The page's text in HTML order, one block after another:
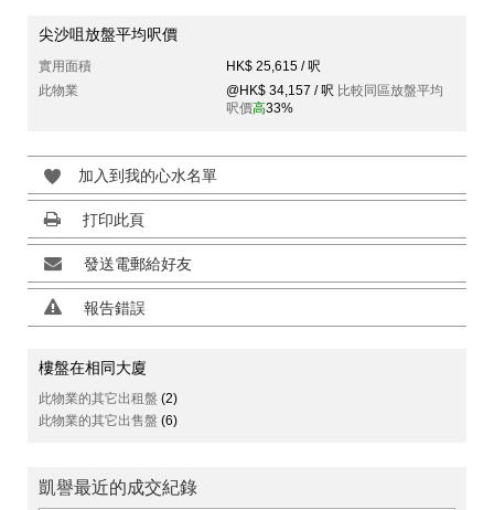
尖沙咀放盤平均呎價
實用面積
HK$ 25,615 / 呎
此物業
@HK$ 34,157 / 呎 比較同區放盤平均
呎價高33%
加入到我的心水名單
打印此頁
發送電郵給好友
報告錯誤
樓盤在相同大廈
此物業的其它出租盤 (2)
此物業的其它出售盤 (6)
凱譽最近的成交紀錄